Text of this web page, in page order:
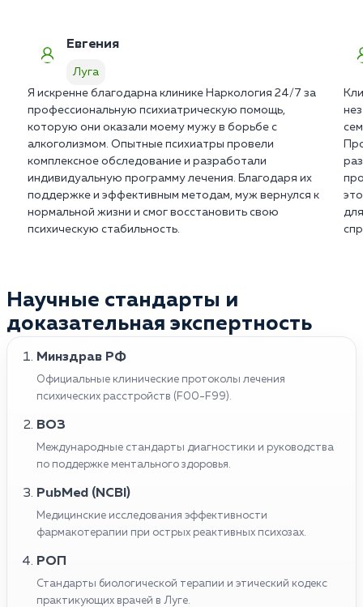
Евгения
Луга
Я искренне благодарна клинике Наркология 24/7 за
профессиональную психиатрическую помощь,
которую они оказали моему мужу в борьбе с
алкоголизмом. Опытные психиатры провели
комплексное обследование и разработали
индивидуальную программу лечения. Благодаря их
поддержке и эффективным методам, муж вернулся к
нормальной жизни и смог восстановить свою
психическую стабильность.
Научные стандарты и
доказательная экспертность
Минздрав РФ
Официальные клинические протоколы лечения
психических расстройств (F00-F99).
ВОЗ
Международные стандарты диагностики и руководства
по поддержке ментального здоровья.
PubMed (NCBI)
Медицинские исследования эффективности
фармакотерапии при острых реактивных психозах.
РОП
Стандарты биологической терапии и этический кодекс
практикующих врачей в Луге.